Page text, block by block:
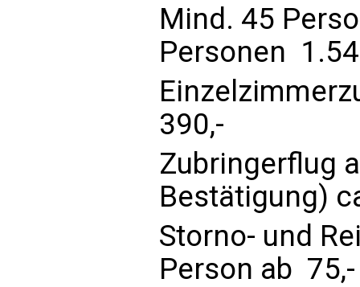
Mind. 45
Personen 
390,-
Zubringerflug
Bestätigung)
Storno- und
Person ab  75,-